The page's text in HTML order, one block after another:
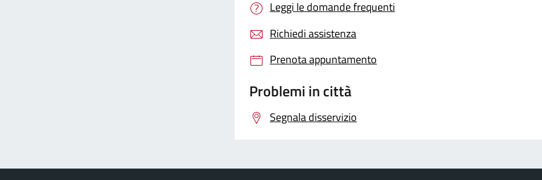
Leggi le domande frequenti
Richiedi assistenza
Prenota appuntamento
Problemi in città
Segnala disservizio